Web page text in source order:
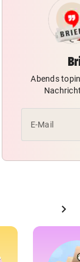
Abends
E-Mail
chevron_right